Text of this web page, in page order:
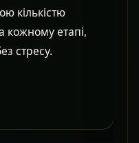
кількістю
кожному етапі,
стресу.